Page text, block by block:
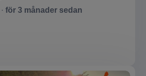
för 3 månader sedan